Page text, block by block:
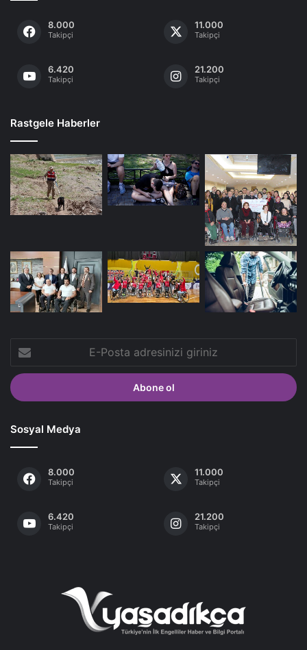
8.000
Takipçi
11.000
Takipçi
6.420
Takipçi
21.200
Takipçi
Rastgele Haberler
Posta
adresinizi
giriniz
Sosyal Medya
8.000
Takipçi
11.000
Takipçi
6.420
Takipçi
21.200
Takipçi